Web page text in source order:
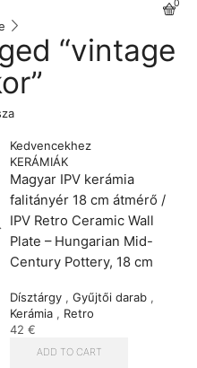
0
“vintage
Kedvencekhez
KERÁMIÁK
Magyar IPV kerámia
falitányér 18 cm átmérő /
IPV Retro Ceramic Wall
Plate – Hungarian Mid-
Century Pottery, 18 cm
Dísztárgy , Gyűjtői darab ,
Kerámia , Retro
42 €
ADD TO CART